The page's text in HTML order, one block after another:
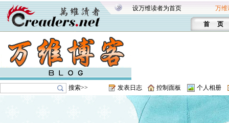
设万维读者为首页 万维
首 页
搜索>> 发表日志 控制面板 个人相册